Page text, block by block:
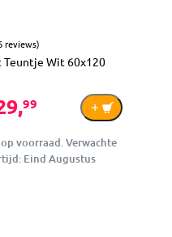
reviews)
Teuntje Wit 60x120
99
voorraad. Verwachte
Eind Augustus